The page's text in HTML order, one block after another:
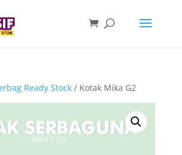
Ready Stock/ Kotak Mika G2